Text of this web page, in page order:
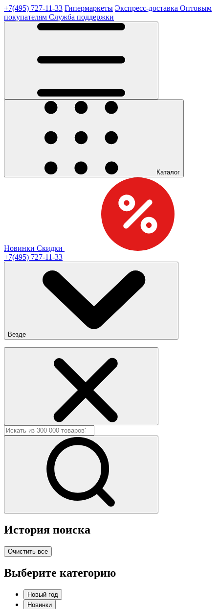
+7(495) 727-11-33 Гипермаркеты Экспресс-доставка Оптовым
покупателям Служба поддержки
Каталог
Новинки Скидки
+7(495) 727-11-33
Везде
История поиска
Очистить все
Выберите категорию
Новый год
Новинки